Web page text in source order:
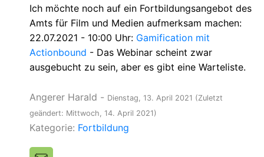
Ich möchte noch auf ein Fortbildungsangebot des
Amts für Film und Medien aufmerksam machen:
22.07.2021 - 10:00 Uhr: Gamification mit
Actionbound - Das Webinar scheint zwar
ausgebucht zu sein, aber es gibt eine Warteliste.
Angerer Harald - Dienstag, 13. April 2021 (Zuletzt
geändert: Mittwoch, 14. April 2021)
Kategorie: Fortbildung